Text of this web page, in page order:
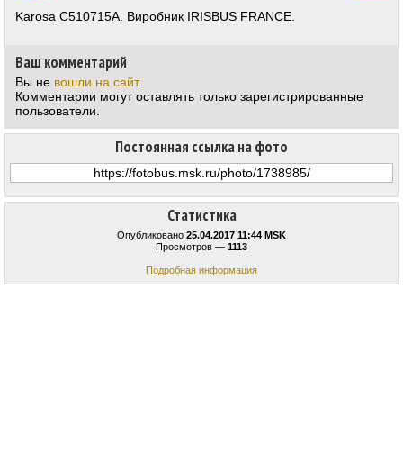
Статистика
Опубликовано 25.04.2017 11:44 MSK
Просмотров — 1113
Подробная информация
Постоянная ссылка на фото
Karosa C510715A. Виробник IRISBUS FRANCE.
Ваш комментарий
Вы не вошли на сайт.
Комментарии могут оставлять только зарегистрированные
пользователи.